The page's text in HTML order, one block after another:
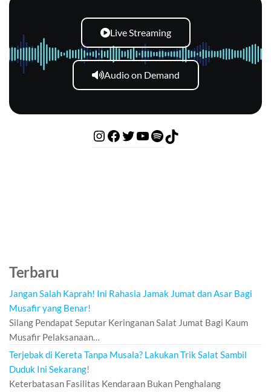
Live Streaming
Audio on Demand
Terbaru
Jangan Salah Kaprah! Ini Rahasia Jamak Jumat dan Asar Bagi
Musafir yang Benar!
Silang Pendapat Seputar Keringanan Salat Jumat Bagi Kaum
Musafir Pelaksanaan…
Terjebak di Kereta Tanpa Musala? Lakukan Trik Salat Sambil
Duduk Ini Sekarang!
Keterbatasan Fasilitas Kendaraan Bukan Penghalang